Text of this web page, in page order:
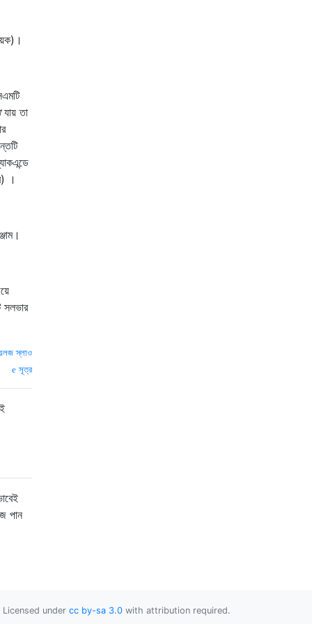
যায় তা
।
সলভার
স্লাও
সূত্র
পান
Licensed under cc by-sa 3.0 with attribution required.